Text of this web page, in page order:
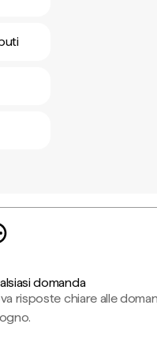
domanda
risposte chiare alle